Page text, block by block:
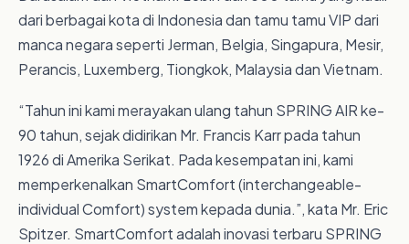
dari berbagai kota di Indonesia dan tamu tamu VIP dari
manca negara seperti Jerman, Belgia, Singapura, Mesir,
Perancis, Luxemberg, Tiongkok, Malaysia dan Vietnam.
“Tahun ini kami merayakan ulang tahun SPRING AIR ke-
90 tahun, sejak didirikan Mr. Francis Karr pada tahun
1926 di Amerika Serikat. Pada kesempatan ini, kami
memperkenalkan SmartComfort (interchangeable-
individual Comfort) system kepada dunia.”, kata Mr. Eric
Spitzer. SmartComfort adalah inovasi terbaru SPRING